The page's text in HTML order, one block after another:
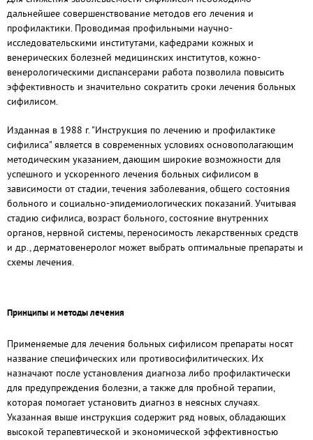
дальнейшее совершенствование методов его лечения и
профилактики. Проводимая профильными научно-
исследовательскими институтами, кафедрами кожных и
венерических болезней медицинских институтов, кожно-
венерологическими диспансерами работа позволила повысить
эффективность и значительно сократить сроки лечения больных
сифилисом.
Изданная в 1988 г. "Инструкция по лечению и профилактике
сифилиса" является в современных условиях основополагающим
методическим указанием, дающим широкие возможности для
успешного и ускоренного лечения больных сифилисом в
зависимости от стадии, течения заболевания, общего состояния
больного и социально-эпидемиологических показаний. Учитывая
стадию сифилиса, возраст больного, состояние внутренних
органов, нервной системы, переносимость лекарственных средств
и др., дерматовенеролог может выбрать оптимальные препараты и
схемы лечения.
Принципы и методы лечения
Применяемые для лечения больных сифилисом препараты носят
название специфических или противосифилитических. Их
назначают после установления диагноза либо профилактически
для предупреждения болезни, а также для пробной терапии,
которая помогает установить диагноз в неясных случаях.
Указанная выше инструкция содержит ряд новых, обладающих
высокой терапевтической и экономической эффективностью